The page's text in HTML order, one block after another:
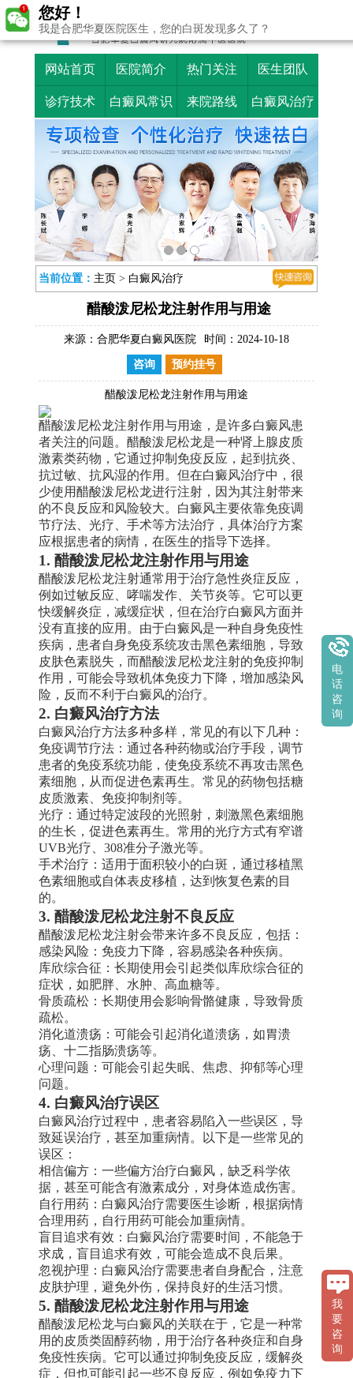
网站首页 医院简介 热门关注 医生团队
诊疗技术 白癜风常识 来院路线 白癜风治疗
当前位置： 主页 > 白癜风治疗
醋酸泼尼松龙注射作用与用途
来源： 合肥华夏白癜风医院 时间：2024-10-18
咨询 预约挂号
醋酸泼尼松龙注射作用与用途
醋酸泼尼松龙注射作用与用途，是许多白癜风患
者关注的问题。醋酸泼尼松龙是一种肾上腺皮质
激素类药物，它通过抑制免疫反应，起到抗炎、
抗过敏、抗风湿的作用。但在白癜风治疗中，很
少使用醋酸泼尼松龙进行注射，因为其注射带来
的不良反应和风险较大。白癜风主要依靠免疫调
节疗法、光疗、手术等方法治疗，具体治疗方案
应根据患者的病情，在医生的指导下选择。
1. 醋酸泼尼松龙注射作用与用途
醋酸泼尼松龙注射通常用于治疗急性炎症反应，
例如过敏反应、哮喘发作、关节炎等。它可以更
快缓解炎症，减缓症状，但在治疗白癜风方面并
没有直接的应用。由于白癜风是一种自身免疫性
疾病，患者自身免疫系统攻击黑色素细胞，导致
皮肤色素脱失，而醋酸泼尼松龙注射的免疫抑制
作用，可能会导致机体免疫力下降，增加感染风
险，反而不利于白癜风的治疗。
2. 白癜风治疗方法
白癜风治疗方法多种多样，常见的有以下几种：
免疫调节疗法：通过各种药物或治疗手段，调节
患者的免疫系统功能，使免疫系统不再攻击黑色
素细胞，从而促进色素再生。常见的药物包括糖
皮质激素、免疫抑制剂等。
光疗：通过特定波段的光照射，刺激黑色素细胞
的生长，促进色素再生。常用的光疗方式有窄谱
UVB光疗、308准分子激光等。
手术治疗：适用于面积较小的白斑，通过移植黑
色素细胞或自体表皮移植，达到恢复色素的目
的。
3. 醋酸泼尼松龙注射不良反应
醋酸泼尼松龙注射会带来许多不良反应，包括：
感染风险：免疫力下降，容易感染各种疾病。
库欣综合征：长期使用会引起类似库欣综合征的
症状，如肥胖、水肿、高血糖等。
骨质疏松：长期使用会影响骨骼健康，导致骨质
疏松。
消化道溃疡：可能会引起消化道溃疡，如胃溃
疡、十二指肠溃疡等。
心理问题：可能会引起失眠、焦虑、抑郁等心理
问题。
4. 白癜风治疗误区
白癜风治疗过程中，患者容易陷入一些误区，导
致延误治疗，甚至加重病情。以下是一些常见的
误区：
相信偏方：一些偏方治疗白癜风，缺乏科学依
据，甚至可能含有激素成分，对身体造成伤害。
自行用药：白癜风治疗需要医生诊断，根据病情
合理用药，自行用药可能会加重病情。
盲目追求有效：白癜风治疗需要时间，不能急于
求成，盲目追求有效，可能会造成不良后果。
忽视护理：白癜风治疗需要患者自身配合，注意
皮肤护理，避免外伤，保持良好的生活习惯。
5. 醋酸泼尼松龙注射作用与用途
醋酸泼尼松龙与白癜风的关联在于，它是一种常
用的皮质类固醇药物，用于治疗各种炎症和自身
免疫性疾病。它可以通过抑制免疫反应，缓解炎
症，但也可能引起一些不良反应，例如免疫力下
您好！
我是合肥华夏医院医生，您的白斑发现多久了？
我
要
咨
询
电
话
咨
询